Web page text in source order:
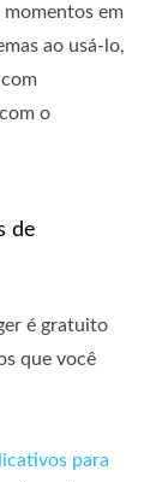
em
ao usá-lo,
o
de
é gratuito
que você
para